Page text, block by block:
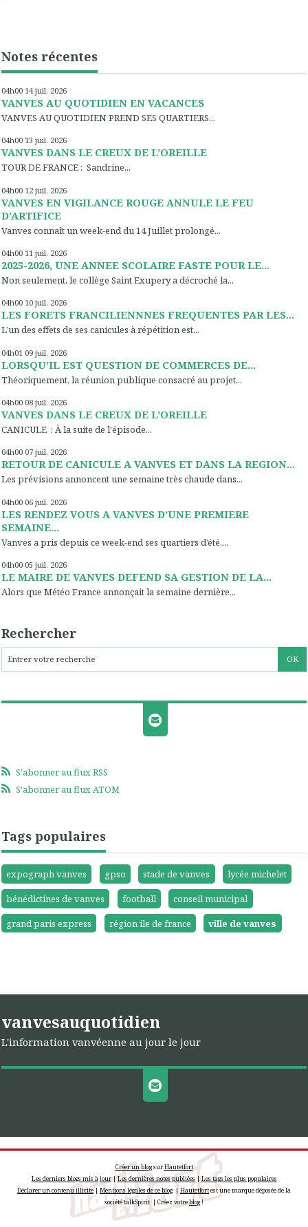
Notes récentes
04h00 14 juil. 2026
VANVES AU QUOTIDIEN EN VACANCES
VANVES AU QUOTIDIEN PREND SES QUARTIERS...
04h00 13 juil. 2026
VANVES DANS LE CREUX DE L’OREILLE
TOUR DE FRANCE : Sandrine...
04h00 12 juil. 2026
VANVES EN VIGILANCE ROUGE ANNULE LE FEU
D’ARTIFICE
Vanves connaît un week-end du 14 Juillet prolongé...
04h00 11 juil. 2026
2025-2026, UNE ANNEE SCOLAIRE FASTE POUR LE...
Non seulement, le collège Saint Exupery a décroché la...
04h00 10 juil. 2026
LES FORETS FRANCILIENNNES FREQUENTES PAR LES...
L’un des effets de ses canicules à répétition est...
04h01 09 juil. 2026
LORSQU’IL EST QUESTION DE COMMERCES DE...
Théoriquement, la réunion publique consacré au projet...
04h00 08 juil. 2026
VANVES DANS LE CREUX DE L’OREILLE
CANICULE : À la suite de l'épisode...
04h00 07 juil. 2026
RETOUR DE CANICULE A VANVES ET DANS LA REGION...
Les prévisions annoncent une semaine très chaude dans...
04h00 06 juil. 2026
LES RENDEZ VOUS A VANVES D’UNE PREMIERE
SEMAINE...
Vanves a pris depuis ce week-end ses quartiers d’été,...
04h00 05 juil. 2026
LE MAIRE DE VANVES DEFEND SA GESTION DE LA...
Alors que Météo France annonçait la semaine dernière...
Rechercher
S'abonner au flux RSS
S'abonner au flux ATOM
Tags populaires
expograph vanves gpso stade de vanves
lycée michelet
bénédictines de vanves
football
conseil municipal
grand paris express
région ile de france ville de vanves
vanvesauquotidien
L'information vanvéenne au jour le jour
Créer un blogsurHautetfort
Les derniers blogs mis à jour|Les dernières notes publiées |Les tags les plus populaires
Déclarer un contenu illicite|Mentions légales de ce blog| Hautetfortest une marque déposée de la
société talkSpirit | Créez votreblog!